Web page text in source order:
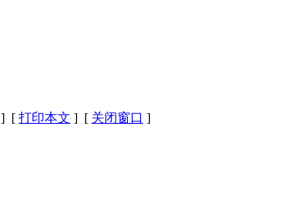
] [ 打印本文 ] [ 关闭窗口 ]